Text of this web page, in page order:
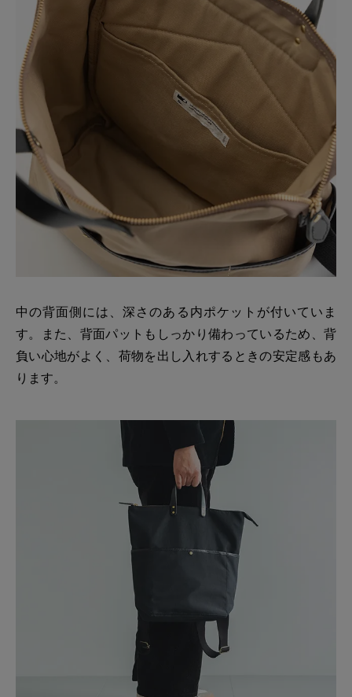
中の背面側には、深さのある内ポケットが付いていま
す。また、背面パットもしっかり備わっているため、背
負い心地がよく、荷物を出し入れするときの安定感もあ
ります。